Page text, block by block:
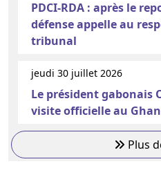
PDCI-RDA : après le
défense appelle au
tribunal
jeudi 30 juillet 2026
Le président gabonais
visite officielle au
Plus